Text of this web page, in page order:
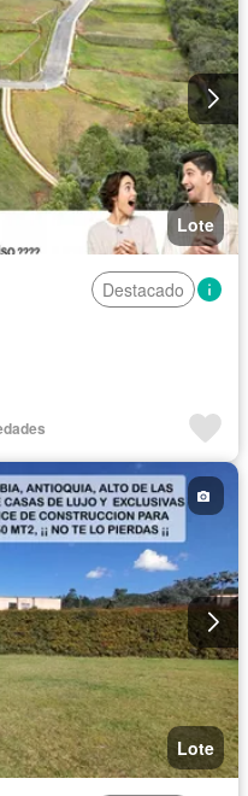
Lote
Destacado
Lote